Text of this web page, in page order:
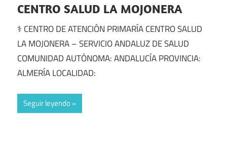
CENTRO SALUD LA MOJONERA
⚕️ CENTRO DE ATENCIÓN PRIMARÍA CENTRO SALUD
LA MOJONERA – SERVICIO ANDALUZ DE SALUD
COMUNIDAD AUTÓNOMA: ANDALUCÍA PROVINCIA:
ALMERÍA LOCALIDAD:
Seguir leyendo